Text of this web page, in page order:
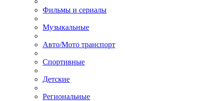
Фильмы и сериалы
Музыкальные
Авто/Мото транспорт
Спортивные
Детские
Региональные